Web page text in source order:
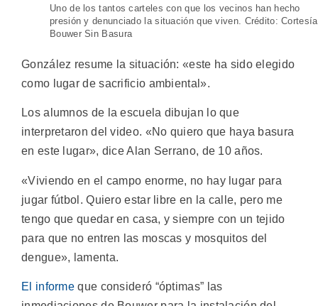
Uno de los tantos carteles con que los vecinos han hecho
presión y denunciado la situación que viven. Crédito: Cortesía
Bouwer Sin Basura
González resume la situación: «este ha sido elegido
como lugar de sacrificio ambiental».
Los alumnos de la escuela dibujan lo que
interpretaron del video. «No quiero que haya basura
en este lugar», dice Alan Serrano, de 10 años.
«Viviendo en el campo enorme, no hay lugar para
jugar fútbol. Quiero estar libre en la calle, pero me
tengo que quedar en casa, y siempre con un tejido
para que no entren las moscas y mosquitos del
dengue», lamenta.
El informe que consideró “óptimas” las